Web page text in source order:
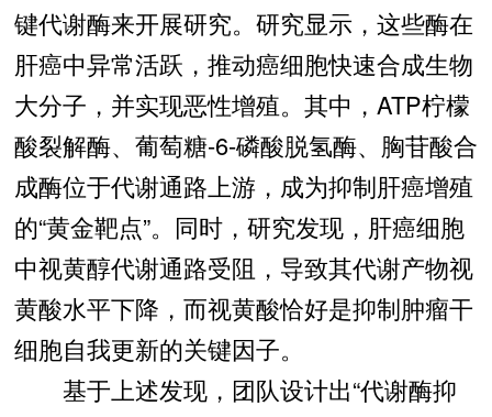
键代谢酶来开展研究。研究显示，这些酶在
肝癌中异常活跃，推动癌细胞快速合成生物
大分子，并实现恶性增殖。其中，ATP柠檬
酸裂解酶、葡萄糖-6-磷酸脱氢酶、胸苷酸合
成酶位于代谢通路上游，成为抑制肝癌增殖
的“黄金靶点”。同时，研究发现，肝癌细胞
中视黄醇代谢通路受阻，导致其代谢产物视
黄酸水平下降，而视黄酸恰好是抑制肿瘤干
细胞自我更新的关键因子。
基于上述发现，团队设计出“代谢酶抑